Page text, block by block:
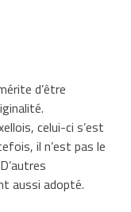
d’être
celui-ci s’est
il n’est pas le
aussi adopté.